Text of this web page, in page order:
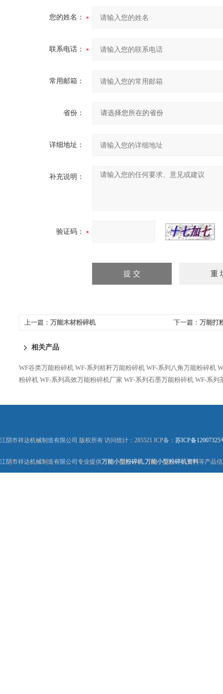
您的姓名：
联系电话：
常用邮箱：
省份：
详细地址：
补充说明：
验证码：
上一篇： 万能木材粉碎机 下一篇： 万能打
相关产品
WF谷类万能粉碎机 WF-系列秸秆万能粉碎机 WF-系列八角万能粉碎机
粉碎机 WF-系列高效万能粉碎机厂家 WF-系列石墨万能粉碎机 WF-系列
江阴市祥达机械制造有限公司 版权所有 访问统计：285521 ICP备： 苏ICP备12007325
江阴市祥达机械制造有限公司专业提供万能小型粉碎机,万能小型粉碎机资料等产品